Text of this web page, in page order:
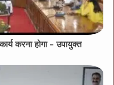
करना होगा – उपायुक्त